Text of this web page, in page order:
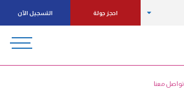
احجز جولة التسجيل الآن
تواصل معنا